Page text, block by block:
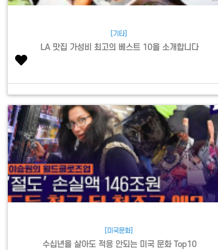
[기타]
LA 맛집 가성비 최고의 베스트 10을 소개합니다
[미국문화]
수십년을 살아도 적응 안되는 미국 문화 Top10